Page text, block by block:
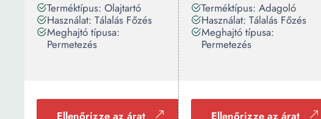
Terméktípus: Olajtartó
Használat: Tálalás Főzés
Meghajtó típusa:
Permetezés
Ellenőrizze az árat
Terméktípus: Adagoló
Használat: Tálalás Főzés
Meghajtó típusa:
Permetezés
Ellenőrizze az árat